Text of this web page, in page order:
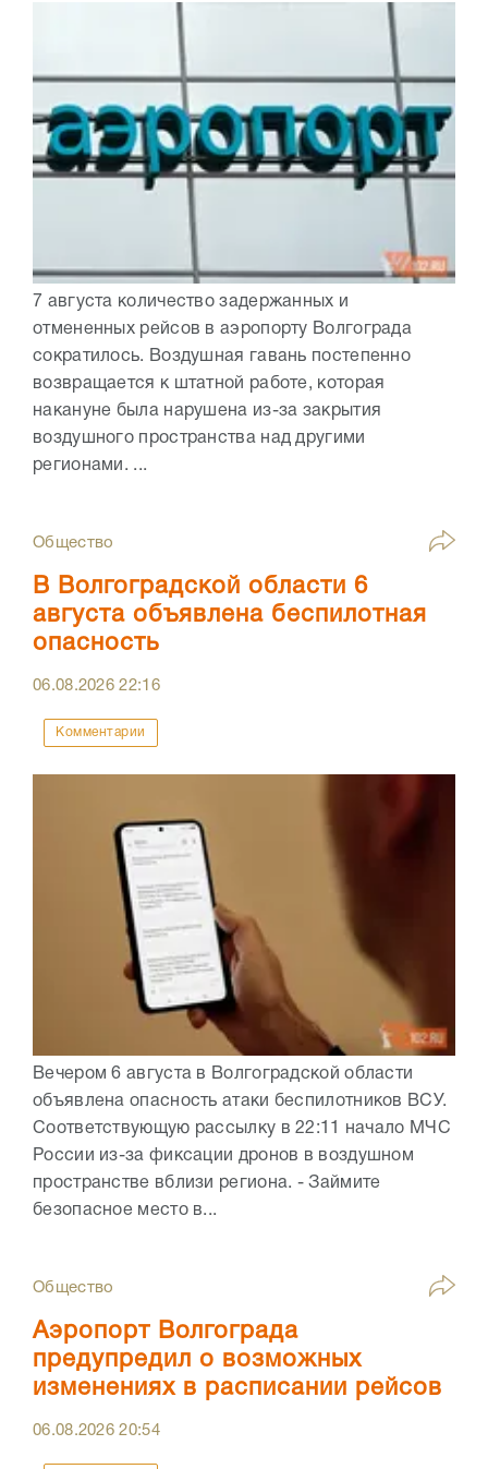
7 августа количество задержанных и
отмененных рейсов в аэропорту Волгограда
сократилось. Воздушная гавань постепенно
возвращается к штатной работе, которая
накануне была нарушена из-за закрытия
воздушного пространства над другими
регионами. ...
Общество
В Волгоградской области 6
августа объявлена беспилотная
опасность
06.08.202622:16
Комментарии
Вечером 6 августа в Волгоградской области
объявлена опасность атаки беспилотников ВСУ.
Соответствующую рассылку в 22:11 начало МЧС
России из-за фиксации дронов в воздушном
пространстве вблизи региона. - Займите
безопасное место в...
Общество
Аэропорт Волгограда
предупредил о возможных
изменениях в расписании рейсов
06.08.202620:54